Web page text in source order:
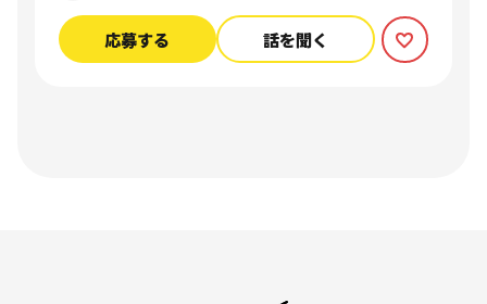
応募する 話を聞く